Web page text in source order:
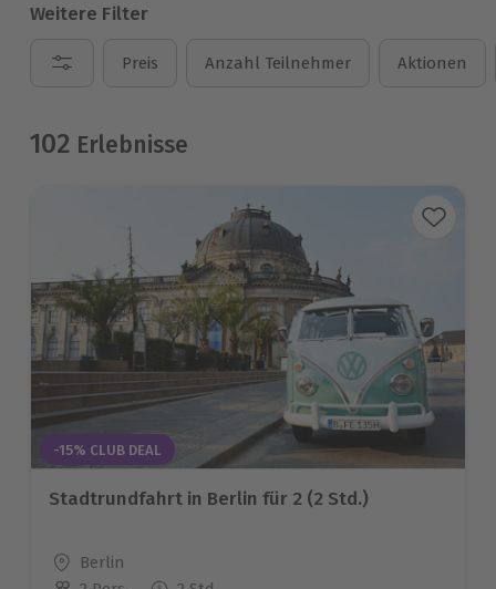
Weitere Filter
Preis Anzahl Teilnehmer Aktionen
102 Erlebnisse
-15% CLUB DEAL
Stadtrundfahrt in Berlin für 2 (2 Std.)
Standort
Berlin